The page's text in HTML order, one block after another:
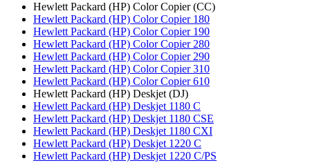
Hewlett Packard (HP) Color Copier (CC)
Hewlett Packard (HP) Color Copier 180
Hewlett Packard (HP) Color Copier 190
Hewlett Packard (HP) Color Copier 280
Hewlett Packard (HP) Color Copier 290
Hewlett Packard (HP) Color Copier 310
Hewlett Packard (HP) Color Copier 610
Hewlett Packard (HP) Deskjet (DJ)
Hewlett Packard (HP) Deskjet 1180 C
Hewlett Packard (HP) Deskjet 1180 CSE
Hewlett Packard (HP) Deskjet 1180 CXI
Hewlett Packard (HP) Deskjet 1220 C
Hewlett Packard (HP) Deskjet 1220 C/PS